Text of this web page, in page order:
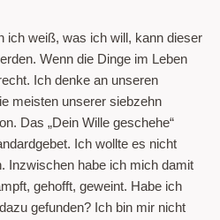
ich weiß, was ich will, kann dieser
Wenn die Dinge im Leben
Ich denke an unseren
meisten unserer siebzehn
Das „Dein Wille geschehe“
Ich wollte es nicht
Inzwischen habe ich mich damit
gehofft, geweint. Habe ich
gefunden? Ich bin mir nicht